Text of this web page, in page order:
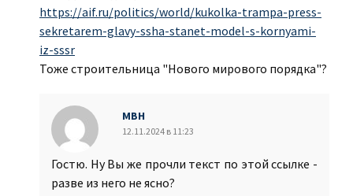
https://aif.ru/politics/world/kukolka-trampa-press-
sekretarem-glavy-ssha-stanet-model-s-kornyami-
iz-sssr
Тоже строительница "Нового мирового порядка"?
МВН
12.11.2024 в 11:23
Гостю. Ну Вы же прочли текст по этой ссылке -
разве из него не ясно?